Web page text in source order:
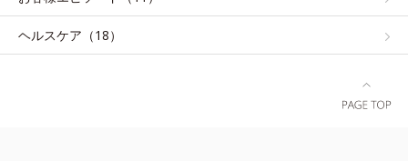
ヘルスケア（18）